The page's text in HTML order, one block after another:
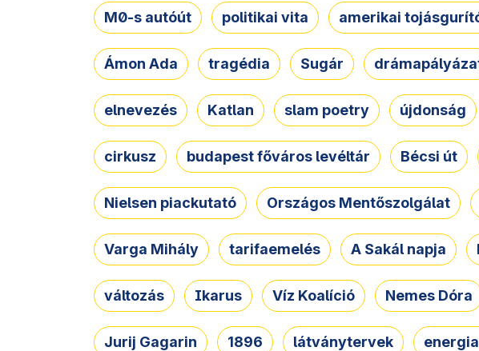
M0-s autóút politikai vita amerikai
Ámon Ada tragédia Sugár
elnevezés Katlan slam poetry újdonság
cirkusz budapest főváros levéltár Bécsi út
Nielsen piackutató Országos Mentőszolgálat
Varga Mihály tarifaemelés A Sakál napja
változás Ikarus Víz Koalíció Nemes Dóra
Jurij Gagarin 1896 látványtervek